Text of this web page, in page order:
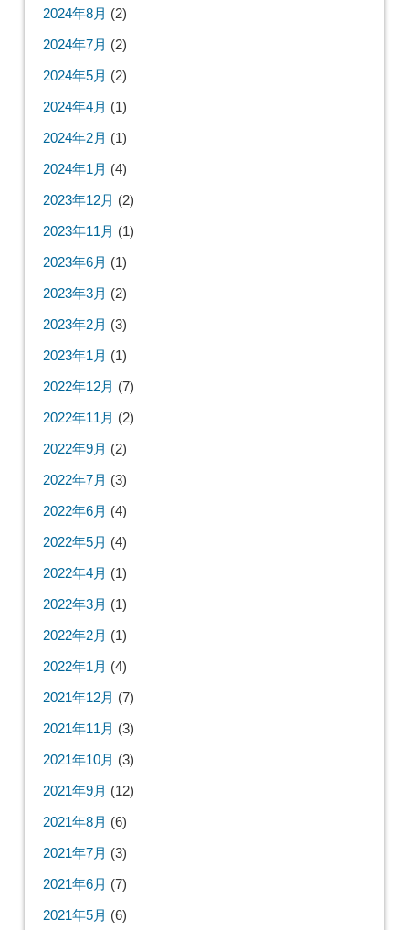
2024年8月 (2)
2024年7月 (2)
2024年5月 (2)
2024年4月 (1)
2024年2月 (1)
2024年1月 (4)
2023年12月 (2)
2023年11月 (1)
2023年6月 (1)
2023年3月 (2)
2023年2月 (3)
2023年1月 (1)
2022年12月 (7)
2022年11月 (2)
2022年9月 (2)
2022年7月 (3)
2022年6月 (4)
2022年5月 (4)
2022年4月 (1)
2022年3月 (1)
2022年2月 (1)
2022年1月 (4)
2021年12月 (7)
2021年11月 (3)
2021年10月 (3)
2021年9月 (12)
2021年8月 (6)
2021年7月 (3)
2021年6月 (7)
2021年5月 (6)